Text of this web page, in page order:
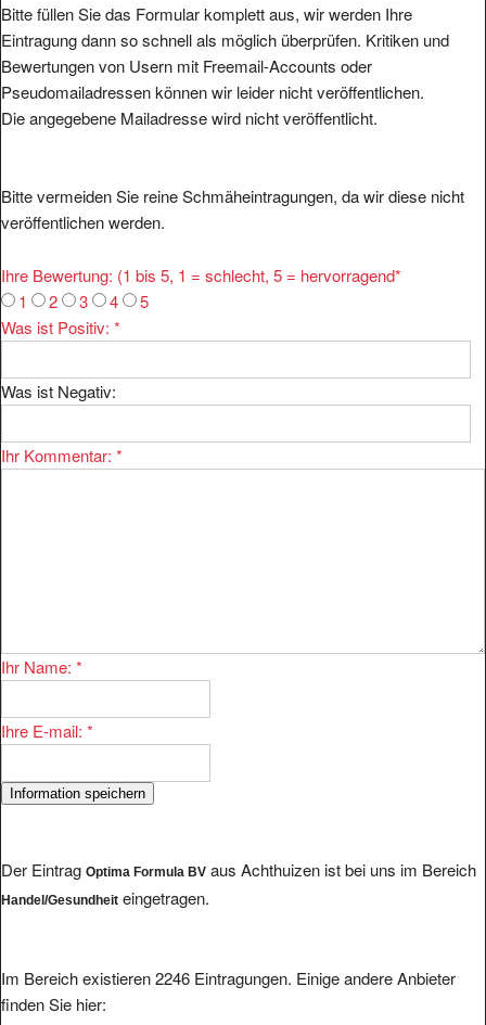
Bitte füllen Sie das Formular komplett aus, wir werden Ihre
Eintragung dann so schnell als möglich überprüfen. Kritiken und
Bewertungen von Usern mit Freemail-Accounts oder
Pseudomailadressen können wir leider nicht veröffentlichen.
Die angegebene Mailadresse wird nicht veröffentlicht.
Bitte vermeiden Sie reine Schmäheintragungen, da wir diese nicht
veröffentlichen werden.
Ihre Bewertung: (1 bis 5, 1 = schlecht, 5 = hervorragend*
1
2 3 4
5
Was ist Positiv: *
Was ist Negativ:
Ihr Kommentar: *
Ihr Name: *
Ihre E-mail: *
Der Eintrag Optima Formula BV aus Achthuizen ist bei uns im Bereich
Handel/Gesundheit eingetragen.
Im Bereich existieren 2246 Eintragungen. Einige andere Anbieter
finden Sie hier: